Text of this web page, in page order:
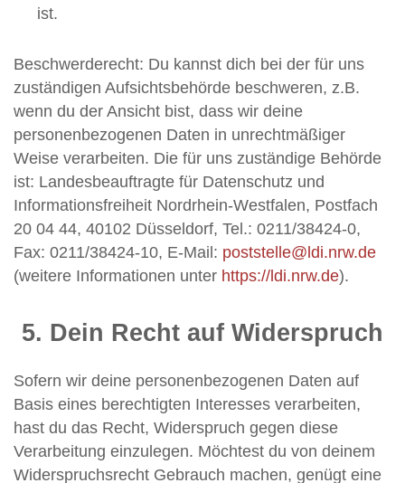
ist.
Beschwerderecht: Du kannst dich bei der für uns
zuständigen Aufsichtsbehörde beschweren, z.B.
wenn du der Ansicht bist, dass wir deine
personenbezogenen Daten in unrechtmäßiger
Weise verarbeiten. Die für uns zuständige Behörde
ist: Landesbeauftragte für Datenschutz und
Informationsfreiheit Nordrhein-Westfalen, Postfach
20 04 44, 40102 Düsseldorf, Tel.: 0211/38424-0,
Fax: 0211/38424-10, E-Mail: poststelle@ldi.nrw.de
(weitere Informationen unter https://ldi.nrw.de).
5. Dein Recht auf Widerspruch
Sofern wir deine personenbezogenen Daten auf
Basis eines berechtigten Interesses verarbeiten,
hast du das Recht, Widerspruch gegen diese
Verarbeitung einzulegen. Möchtest du von deinem
Widerspruchsrecht Gebrauch machen, genügt eine